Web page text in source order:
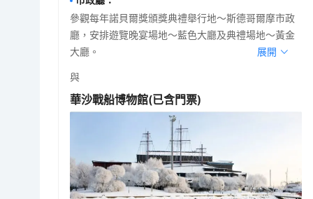
參觀每年諾貝爾獎頒獎典禮舉行地～斯德哥爾摩市政
廳，安排遊覽晚宴場地～藍色大廳及典禮場地～黃金
大廳。
展開
與
華沙戰船博物館(已含門票)